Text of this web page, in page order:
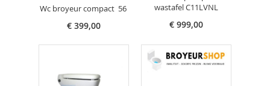
Wc broyeur compact 56
€ 399,00
wastafel C11LVNL
€ 999,00